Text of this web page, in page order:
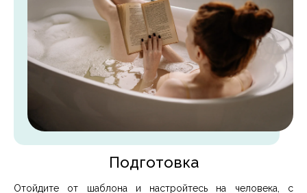
Подготовка
Отойдите от шаблона и настройтесь на человека, с